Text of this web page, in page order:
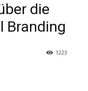
die
Branding
1223